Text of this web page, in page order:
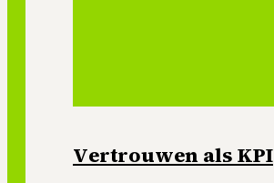
Vertrouwen als KPI